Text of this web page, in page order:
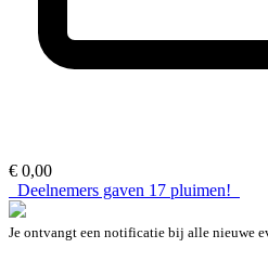
€ 0,00
Deelnemers gaven 17 pluimen!
Je ontvangt een notificatie bij alle nieuwe